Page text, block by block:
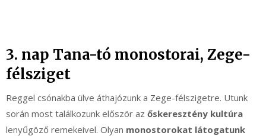
3. nap Tana-tó monostorai, Zege-
félsziget
Reggel csónakba ülve áthajózunk a Zege-félszigetre. Utunk
során most találkozunk először az őskeresztény kultúra
lenyűgöző remekeivel. Olyan monostorokat látogatunk